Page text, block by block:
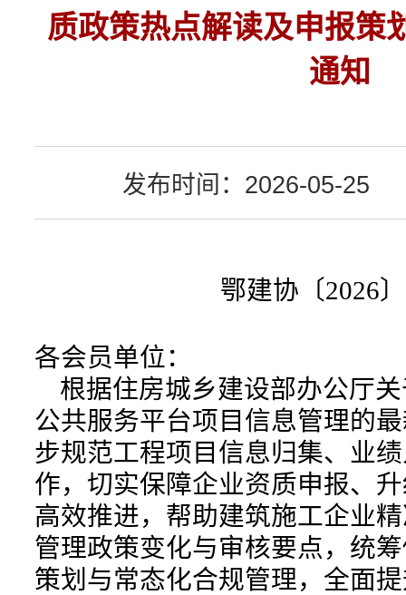
质政策热点解读及申报策
通知
发布时间：2026-05-25
鄂建协〔2026〕
各会员单位：
根据住房城乡建设部办公厅
公共服务平台项目信息管理的
步规范工程项目信息归集、业
作，切实保障企业资质申报、
高效推进，帮助建筑施工企业
管理政策变化与审核要点，统
策划与常态化合规管理，全面